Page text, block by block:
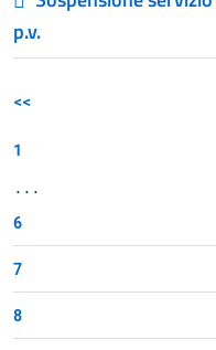
p.v.
<<
1
...
6
7
8